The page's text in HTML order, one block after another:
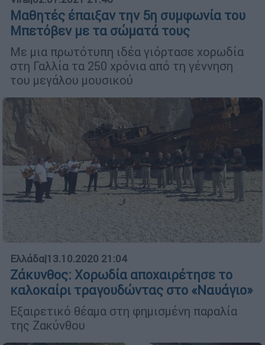
Μαθητές έπαιξαν την 5η συμφωνία του
Μπετόβεν με τα σώματά τους
Με μια πρωτότυπη ιδέα γιόρτασε χορωδία
στη Γαλλία τα 250 χρόνια από τη γέννηση
του μεγάλου μουσικού
Ελλάδα|13.10.2020 21:04
Ζάκυνθος: Χορωδία αποχαιρέτησε το
καλοκαίρι τραγουδώντας στο «Ναυάγιο»
Εξαιρετικό θέαμα στη φημισμένη παραλία
της Ζακύνθου